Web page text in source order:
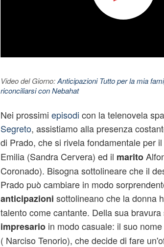
Video del Giorno:Anticipazioni Tutto per la mia
riconciliarsi con Nebahat
Nei prossimi episodi con la telenovela
Segreto, assistiamo alla presenza
di Prado, che si rivela fondamentale per il
Emilia (Sandra Cervera) ed il marito
Coronado). Bisogna sottolineare che il
Prado può cambiare in modo
anticipazioni sottolineano che la donna
talento come cantante. Della sua
impresarioin modo casuale: il suo
( Narciso Tenorio), che decide di fare